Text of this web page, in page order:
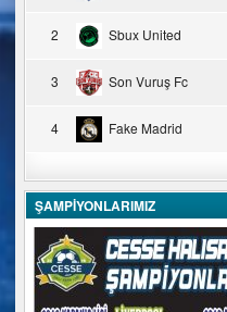
2 Sbux United
3 Son Vuruş Fc
4 Fake Madrid
ŞAMPİYONLARIMIZ